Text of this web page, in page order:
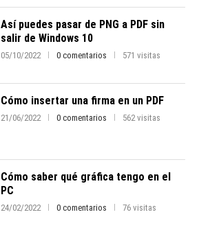
Así puedes pasar de PNG a PDF sin
salir de Windows 10
05/10/2022 0 comentarios 571 visitas
Cómo insertar una firma en un PDF
21/06/2022 0 comentarios 562 visitas
Cómo saber qué gráfica tengo en el
PC
24/02/2022 0 comentarios 76 visitas